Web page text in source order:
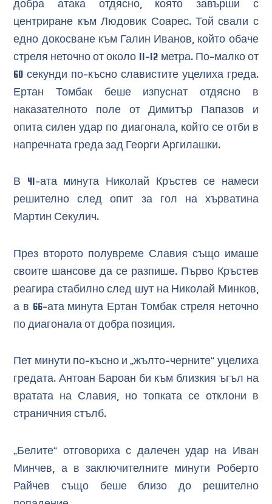
добра атака отдясно, която завърши с
центриране към Людовик Соарес. Той свали с
едно докосване към Галин Иванов, който обаче
стреля неточно от около 11-12 метра. По-малко от
60 секунди по-късно славистите уцелиха греда.
Ертан Томбак беше изпуснат отдясно в
наказателното поле от Димитър Папазов и
опита силен удар по диагонала, който се отби в
напречната греда зад Георги Аргилашки.
В 41-ата минута Николай Кръстев се намеси
решително след опит за гол на хърватина
Мартин Секулич.
През второто полувреме Славия също имаше
своите шансове да се разпише. Първо Кръстев
реагира стабилно след шут на Николай Минков,
а в 66-ата минута Ертан Томбак стреля неточно
по диагонала от добра позиция.
Пет минути по-късно и „жълто-черните“ уцелиха
гредата. Антоан Бароан би към близкия ъгъл на
вратата на Славия, но топката се отклони в
страничния стълб.
„Белите“ отговориха с далечен удар на Иван
Минчев, а в заключителните минути Роберто
Райчев също беше близо до решително